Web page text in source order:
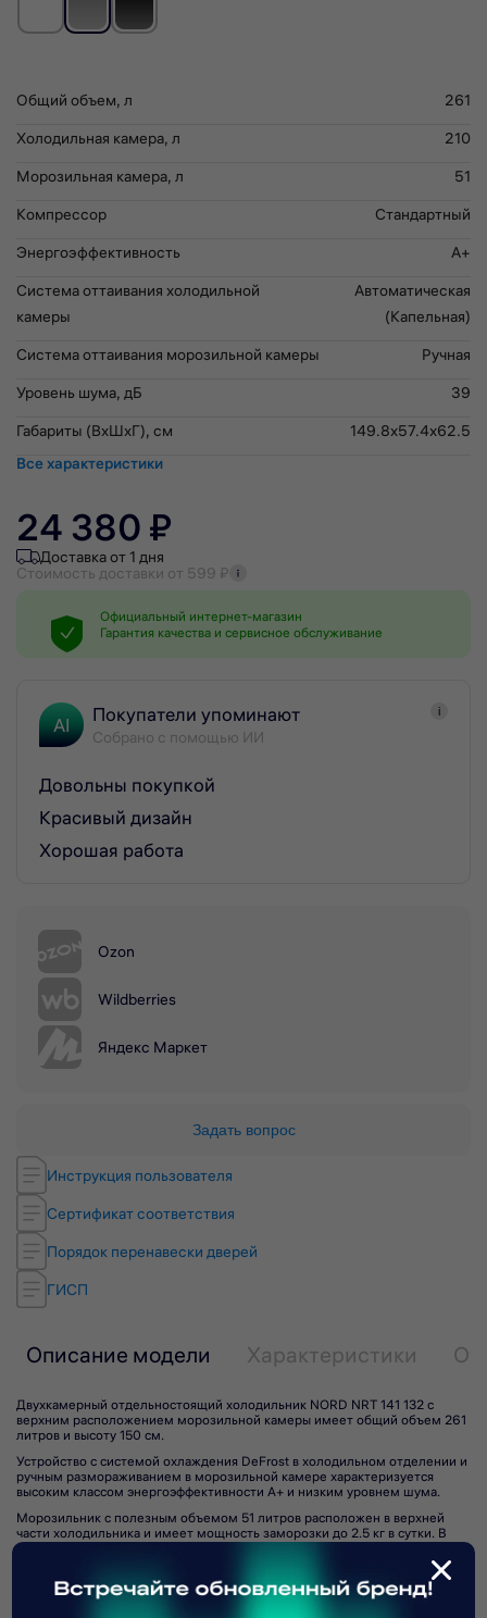
Инструкция пользователя
Сертификат соответствия
Порядок перенавески дверей
ГИСП
Общий объем, л
261
Холодильная камера, л
210
Морозильная камера, л
51
Компрессор
Стандартный
Энергоэффективность
A+
Система оттаивания холодильной
камеры
Автоматическая
(Капельная)
Система оттаивания морозильной камеры
Ручная
Уровень шума, дБ
39
Габариты (ВхШхГ), см
149.8x57.4x62.5
Все характеристики
24 380 ₽
Доставка от 1 дня
Стоимость доставки от 599 ₽
Официальный интернет-магазин
Гарантия качества и сервисное обслуживание
AI Покупатели упоминают
Собрано с помощью ИИ
i
Довольны покупкой
Красивый дизайн
Хорошая работа
Ozon
Wildberries
Яндекс Маркет
Задать вопрос
Описание модели Характеристики
Двухкамерный отдельностоящий холодильник NORD NRT 141 132 с
верхним расположением морозильной камеры имеет общий объем 261
литров и высоту 150 см.
Устройство с системой охлаждения DeFrost в холодильном отделении и
ручным размораживанием в морозильной камере характеризуется
высоким классом энергоэффективности А+ и низким уровнем шума.
Морозильник с полезным объемом 51 литров расположен в верхней
части холодильника и имеет мощность заморозки до 2.5 кг в сутки. В
случае отключения электричества предусмотрено автономное
Подпишитесь на рассылку